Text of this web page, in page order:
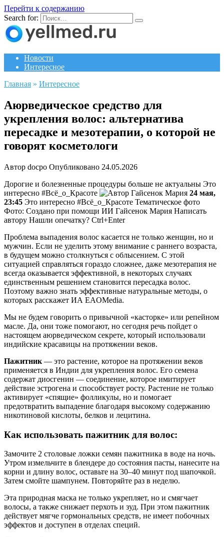
Перейти к содержанию
Search for:
Новости
Интересное
Главная » Интересное
Аюрведическое средство для
укрепления волос: альтернатива
пересадке и мезотерапии, о которой не
говорят косметологи
Автор docpo Опубликовано 24.05.2026
Дорогие и болезненные процедуры больше не актуальны Это
интересно #Всё_о_Красоте
Гайсенок Мария 24 мая,
23:45 Это интересно #Всё_о_Красоте Тематическое фото
Фото: Создано при помощи ИИ Гайсенок Мария Написать
автору Нашли опечатку? Ctrl+Enter
Проблема выпадения волос касается не только женщин, но и
мужчин. Если не уделить этому внимание с раннего возраста,
в будущем можно столкнуться с облысением. С этой
ситуацией справляться гораздо сложнее, даже мезотерапия не
всегда оказывается эффективной, в некоторых случаях
единственным решением становится пересадка волос.
Поэтому важно знать эффективные натуральные методы, о
которых расскажет ИА EAOMedia.
Мы не будем говорить о привычной «касторке» или репейном
масле. Да, они тоже помогают, но сегодня речь пойдет о
настоящем аюрведическом секрете, который использовали
индийские красавицы на протяжении веков.
Пажитник — это растение, которое на протяжении веков
применяется в Индии для укрепления волос. Его семена
содержат диосгенин — соединение, которое имитирует
действие эстрогена и способствует росту. Растение не только
активирует «спящие» фолликулы, но и помогает
предотвратить выпадение благодаря высокому содержанию
никотиновой кислоты, белков и лецитина.
Как использовать пажитник для волос:
Замочите 2 столовые ложки семян пажитника в воде на ночь.
Утром измельчите в блендере до состояния пасты, нанесите на
корни и длину волос, оставьте на 30–40 минут под шапочкой.
Затем смойте шампунем. Повторяйте раз в неделю.
Эта природная маска не только укрепляет, но и смягчает
волосы, а также снижает перхоть и зуд. При этом пажитник
действует мягче гормональных средств, не имеет побочных
эффектов и доступен в отделах специй.